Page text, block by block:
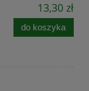
13,30 zł
do koszyka